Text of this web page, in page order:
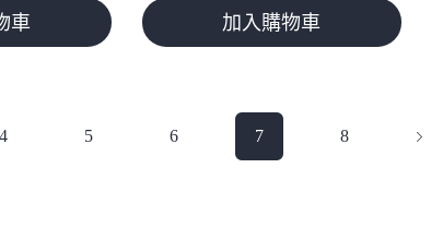
車 加入購物車
4 5 6 7 8